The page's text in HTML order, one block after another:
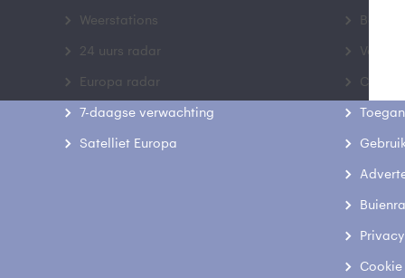
Weerstations
24 uurs radar
Europa radar
7-daagse verwachting
Satelliet Europa
Contact